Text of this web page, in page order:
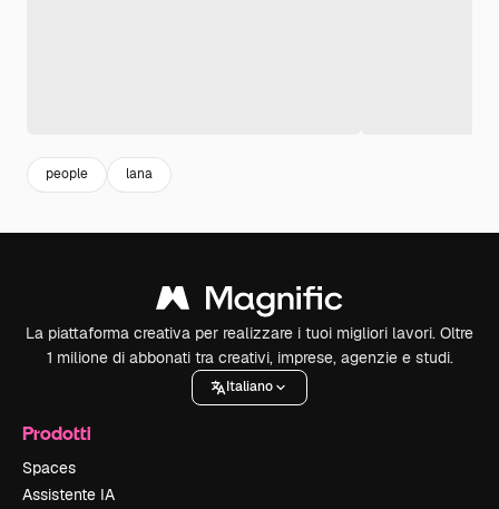
people lana
La piattaforma creativa per realizzare i tuoi migliori lavori. Oltre
1 milione di abbonati tra creativi, imprese, agenzie e studi.
Italiano
Prodotti
Spaces
Assistente IA